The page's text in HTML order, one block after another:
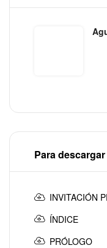
Para descargar
INVITACIÓN
ÍNDICE
PRÓLOGO